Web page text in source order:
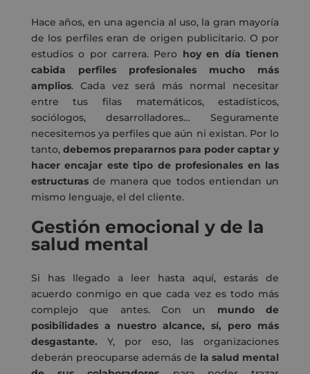
Hace años, en una agencia al uso, la gran mayoría
de los perfiles eran de origen publicitario. O por
estudios o por carrera. Pero hoy en día tienen
cabida perfiles profesionales mucho más
amplios. Cada vez será más normal necesitar
entre tus filas matemáticos, estadísticos,
sociólogos, desarrolladores… Seguramente
necesitemos ya perfiles que aún ni existan. Por lo
tanto, debemos prepararnos para poder captar y
hacer encajar este tipo de profesionales en las
estructurasde manera que todos entiendan un
mismo lenguaje, el del cliente.
Gestión emocional y de la
salud mental
Si has llegado a leer hasta aquí, estarás de
acuerdo conmigo en que cada vez es todo más
complejo que antes. Con un mundo de
posibilidades a nuestro alcance, sí, pero más
desgastante. Y, por eso, las organizaciones
deberán preocuparse además de la salud mental